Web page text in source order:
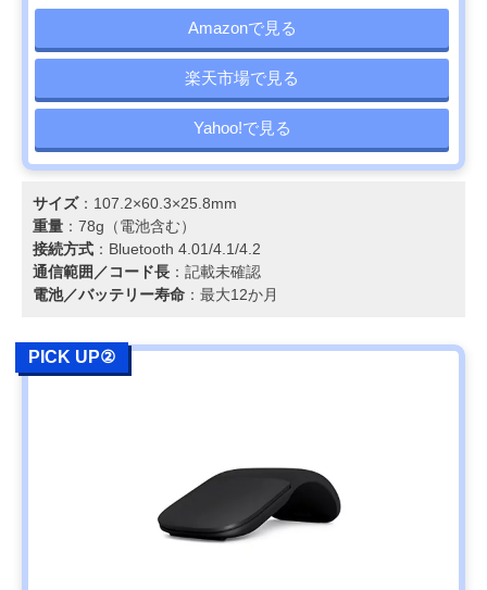
Amazonで見る
楽天市場で見る
Yahoo!で見る
サイズ：107.2×60.3×25.8mm
重量 ：78g（電池含む）
接続方式 ：Bluetooth 4.01/4.1/4.2
通信範囲／コード長 ：記載未確認
電池／バッテリー寿命 ：最大12か月
PICK UP②